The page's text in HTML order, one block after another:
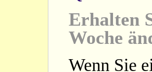
Erhalten
Woche
Wenn Sie